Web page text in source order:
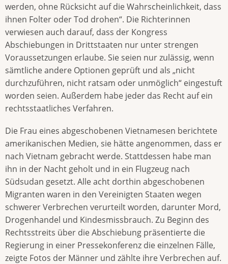
werden, ohne Rücksicht auf die Wahrscheinlichkeit, dass
ihnen Folter oder Tod drohen“. Die Richterinnen
verwiesen auch darauf, dass der Kongress
Abschiebungen in Drittstaaten nur unter strengen
Voraussetzungen erlaube. Sie seien nur zulässig, wenn
sämtliche andere Optionen geprüft und als „nicht
durchzuführen, nicht ratsam oder unmöglich“ eingestuft
worden seien. Au­ßerdem habe jeder das Recht auf ein
rechtsstaatliches Verfahren.
Die Frau eines abgeschobenen Vietnamesen berichtete
amerikanischen Me­dien, sie hätte angenommen, dass er
nach Vietnam gebracht werde. Stattdessen habe man
ihn in der Nacht geholt und in ein Flugzeug nach
Südsudan gesetzt. Alle acht dorthin abgeschobenen
Migranten waren in den Vereinigten Staaten wegen
schwerer Verbrechen verurteilt worden, darunter Mord,
Drogenhandel und Kindesmissbrauch. Zu Beginn des
Rechtsstreits über die Abschiebung präsentierte die
Regierung in einer Pressekonferenz die einzelnen Fälle,
zeigte Fotos der Männer und zählte ihre Verbrechen auf.